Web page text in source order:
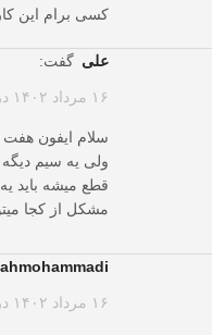
کسی برام این
علی گفت:
۱۶ مرداد ۱۴۰۲ در ۱۲:۳۷ ق.ظ
ولی یه سیم دیگه
قطع میشه باید
مشکل از کجا
۱۶ مرداد ۱۴۰۲ در ۱۱:۱۵ ق.ظ